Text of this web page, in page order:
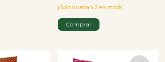
¡Solo quedan 2 en stock!